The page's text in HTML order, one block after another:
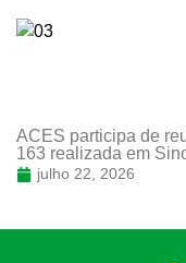
ACES participa de
163 realizada em
julho 22, 2026